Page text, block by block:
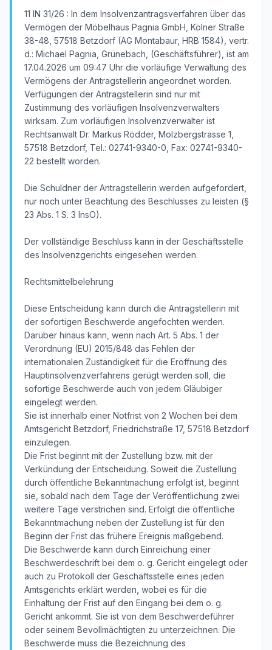
11 IN 31/26 : In dem Insolvenzantragsverfahren über das
Vermögen der Möbelhaus Pagnia GmbH, Kölner Straße
38-48, 57518 Betzdorf (AG Montabaur, HRB 1584), vertr.
d.: Michael Pagnia, Grünebach, (Geschäftsführer), ist am
17.04.2026 um 09:47 Uhr die vorläufige Verwaltung des
Vermögens der Antragstellerin angeordnet worden.
Verfügungen der Antragstellerin sind nur mit
Zustimmung des vorläufigen Insolvenzverwalters
wirksam. Zum vorläufigen Insolvenzverwalter ist
Rechtsanwalt Dr. Markus Rödder, Molzbergstrasse 1,
57518 Betzdorf, Tel.: 02741-9340-0, Fax: 02741-9340-
22 bestellt worden.
Die Schuldner der Antragstellerin werden aufgefordert,
nur noch unter Beachtung des Beschlusses zu leisten (§
23 Abs. 1 S. 3 InsO).
Der vollständige Beschluss kann in der Geschäftsstelle
des Insolvenzgerichts eingesehen werden.
Rechtsmittelbelehrung
Diese Entscheidung kann durch die Antragstellerin mit
der sofortigen Beschwerde angefochten werden.
Darüber hinaus kann, wenn nach Art. 5 Abs. 1 der
Verordnung (EU) 2015/848 das Fehlen der
internationalen Zuständigkeit für die Eröffnung des
Hauptinsolvenzverfahrens gerügt werden soll, die
sofortige Beschwerde auch von jedem Gläubiger
eingelegt werden.
Sie ist innerhalb einer Notfrist von 2 Wochen bei dem
Amtsgericht Betzdorf, Friedrichstraße 17, 57518 Betzdorf
einzulegen.
Die Frist beginnt mit der Zustellung bzw. mit der
Verkündung der Entscheidung. Soweit die Zustellung
durch öffentliche Bekanntmachung erfolgt ist, beginnt
sie, sobald nach dem Tage der Veröffentlichung zwei
weitere Tage verstrichen sind. Erfolgt die öffentliche
Bekanntmachung neben der Zustellung ist für den
Beginn der Frist das frühere Ereignis maßgebend.
Die Beschwerde kann durch Einreichung einer
Beschwerdeschrift bei dem o. g. Gericht eingelegt oder
auch zu Protokoll der Geschäftsstelle eines jeden
Amtsgerichts erklärt werden, wobei es für die
Einhaltung der Frist auf den Eingang bei dem o. g.
Gericht ankommt. Sie ist von dem Beschwerdeführer
oder seinem Bevollmächtigten zu unterzeichnen. Die
Beschwerde muss die Bezeichnung des